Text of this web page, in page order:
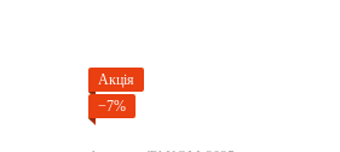
Акція
−7%